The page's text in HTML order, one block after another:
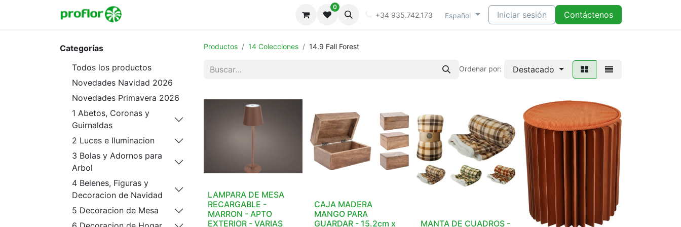
0
+34 935.742.173 Español Iniciar sesión Contáctenos
Categorías
Todos los productos
Novedades Navidad 2026
Novedades Primavera 2026
1 Abetos, Coronas y
Guirnaldas
2 Luces e Iluminacion
3 Bolas y Adornos para
Arbol
4 Belenes, Figuras y
Decoracion de Navidad
5 Decoracion de Mesa
Productos 14 Colecciones 14.9 Fall Forest
Ordenar por: Destacado
LAMPARA DE MESA
RECARGABLE -
MARRON - APTO
EXTERIOR - VARIAS
CAJA MADERA
MANGO PARA
GUARDAR - 15.2cm x
MANTA DE CUADROS -